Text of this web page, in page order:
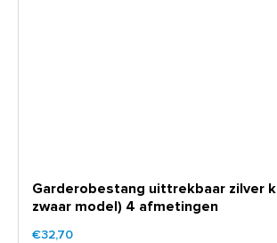
Garderobestang uittrekbaar zilver
zwaar model) 4 afmetingen
€32,70